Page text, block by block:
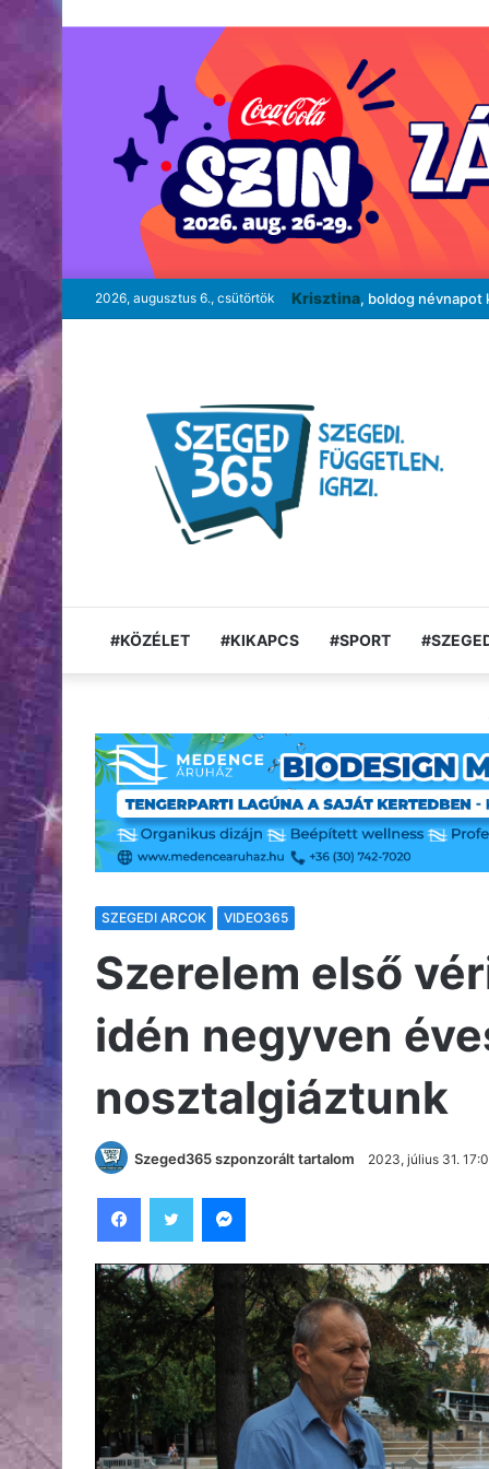
2026, augusztus 6., csütörtök Krisztina, boldog névnapot
#KÖZÉLET #KIKAPCS #SPORT
SZEGEDI ARCOK VIDEO365
Szerelem első
idén negyven
nosztalgiáztunk
Szeged365 szponzorált tartalom 2023, július 31.